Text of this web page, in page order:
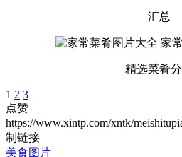
汇总
精选菜肴
1 2 3
点赞
https://www.xintp.com/xntk/
制链接
美食图片